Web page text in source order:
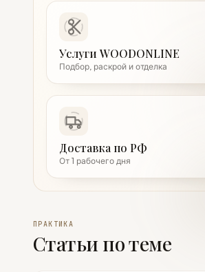
Услуги WOODONLINE
Подбор, раскрой и отделка
Доставка по РФ
От 1 рабочего дня
ПРАКТИКА
Статьи по теме